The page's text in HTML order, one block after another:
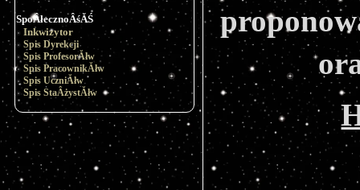
SpoÂłecznoÂśĂŚ
Inkwizytor
Spis Dyrekcji
Spis ProfesorĂłw
Spis PracownikĂłw
Spis UczniĂłw
Spis StaÂżystĂłw